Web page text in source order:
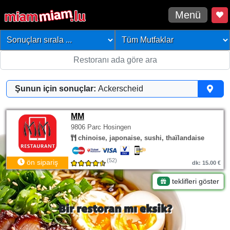
Menü
Şunun için sonuçlar: Ackerscheid
MM
9806 Parc Hosingen
chinoise, japonaise, sushi, thaïlandaise
ön sipariş (52) dk: 15.00 €
teklifleri göster
Bir restoran mı eksik?